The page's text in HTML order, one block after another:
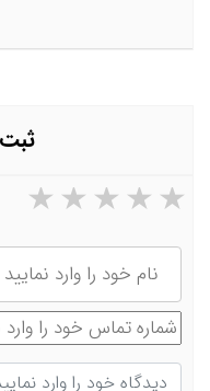
۵ ستاره از ۵ ۴ ستاره از ۵ ۳ ستاره از ۵ ۲ ستاره از ۵
نام
شماره تماس
دیدگاه